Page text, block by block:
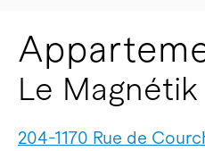
Le Magnétik
204-1170 Rue de